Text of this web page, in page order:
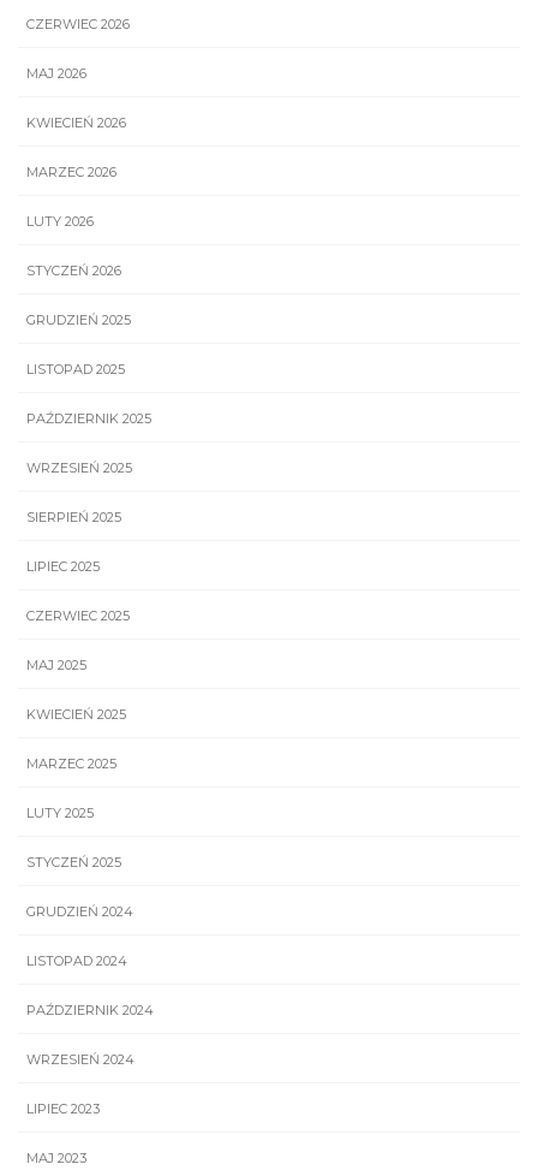
CZERWIEC 2026
MAJ 2026
KWIECIEŃ 2026
MARZEC 2026
LUTY 2026
STYCZEŃ 2026
GRUDZIEŃ 2025
LISTOPAD 2025
PAŹDZIERNIK 2025
WRZESIEŃ 2025
SIERPIEŃ 2025
LIPIEC 2025
CZERWIEC 2025
MAJ 2025
KWIECIEŃ 2025
MARZEC 2025
LUTY 2025
STYCZEŃ 2025
GRUDZIEŃ 2024
LISTOPAD 2024
PAŹDZIERNIK 2024
WRZESIEŃ 2024
LIPIEC 2023
MAJ 2023